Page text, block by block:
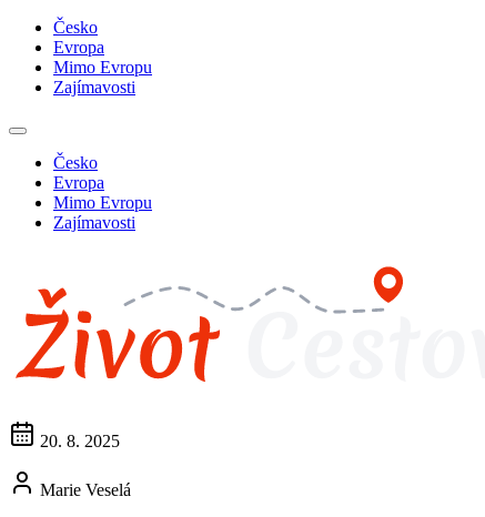
Česko
Evropa
Mimo Evropu
Zajímavosti
Česko
Evropa
Mimo Evropu
Zajímavosti
20. 8. 2025
Marie Veselá